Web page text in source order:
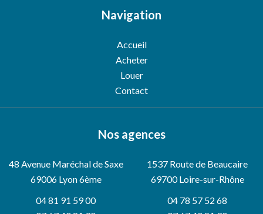
Navigation
Accueil
Acheter
Louer
Contact
Nos agences
48 Avenue Maréchal de Saxe
69006Lyon 6ème
04 81 91 59 00
1537 Route de Beaucaire
69700 Loire-sur-Rhône
04 78 57 52 68